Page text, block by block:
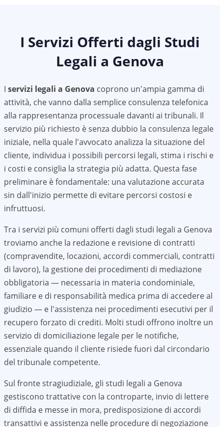
I Servizi Offerti dagli Studi
Legali a Genova
I servizi legali a Genova coprono un'ampia gamma di
attività, che vanno dalla semplice consulenza telefonica
alla rappresentanza processuale davanti ai tribunali. Il
servizio più richiesto è senza dubbio la consulenza legale
iniziale, nella quale l'avvocato analizza la situazione del
cliente, individua i possibili percorsi legali, stima i rischi e
i costi e consiglia la strategia più adatta. Questa fase
preliminare è fondamentale: una valutazione accurata
sin dall'inizio permette di evitare percorsi costosi e
infruttuosi.
Tra i servizi più comuni offerti dagli studi legali a Genova
troviamo anche la redazione e revisione di contratti
(compravendite, locazioni, accordi commerciali, contratti
di lavoro), la gestione dei procedimenti di mediazione
obbligatoria — necessaria in materia condominiale,
familiare e di responsabilità medica prima di accedere al
giudizio — e l'assistenza nei procedimenti esecutivi per il
recupero forzato di crediti. Molti studi offrono inoltre un
servizio di domiciliazione legale per le notifiche,
essenziale quando il cliente risiede fuori dal circondario
del tribunale competente.
Sul fronte stragiudiziale, gli studi legali a Genova
gestiscono trattative con la controparte, invio di lettere
di diffida e messe in mora, predisposizione di accordi
transattivi e assistenza nelle procedure di negoziazione